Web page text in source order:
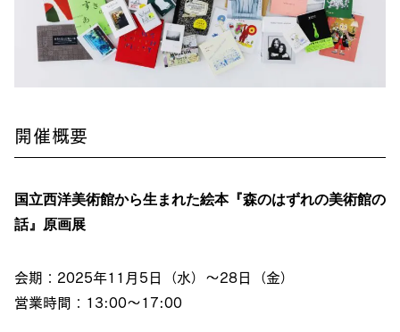
開催概要
国立西洋美術館から生まれた絵本『森のはずれの美術館の
話』原画展
会期：2025年11月5日（水）～28日（金）
営業時間：13:00〜17:00